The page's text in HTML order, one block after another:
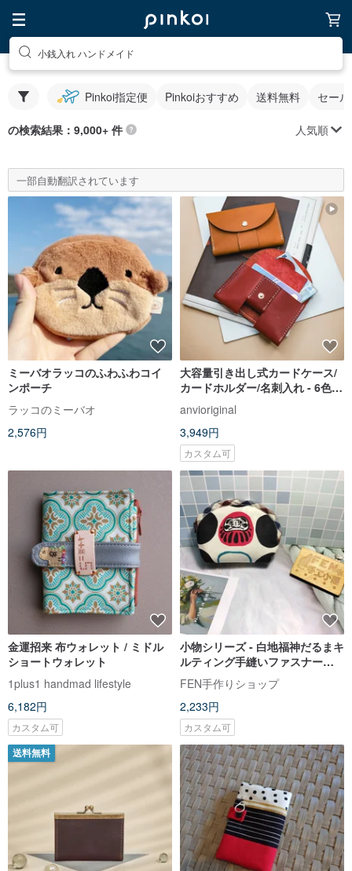
小銭入れ ハンドメイド
Pinkoi指定便 Pinkoiおすすめ 送料無料 セー
の検索結果：9,000+ 件 人気順
一部自動翻訳されています
ミーバオラッコのふわふわコイ
ンポーチ
ラッコのミーバオ
2,576円
大容量引き出し式カードケース/
カードホルダー/名刺入れ - 6色
箔押し/型押しカスタム可能
anvioriginal
3,949円
カスタム可
金運招来 布ウォレット / ミドル
ショートウォレット
1plus1 handmad lifestyle
6,182円
カスタム可
小物シリーズ - 白地福神だるまキ
ルティング手縫いファスナーシ
ェルポーチ - ファスナー小銭入れ
FEN手作りショップ
2,233円
カスタム可
送料無料